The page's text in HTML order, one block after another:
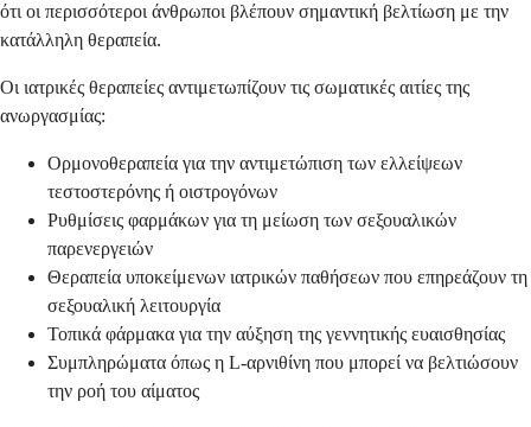
ότι οι περισσότεροι άνθρωποι βλέπουν σημαντική βελτίωση με την
κατάλληλη θεραπεία.
Οι ιατρικές θεραπείες αντιμετωπίζουν τις σωματικές αιτίες της
ανωργασμίας:
Ορμονοθεραπεία για την αντιμετώπιση των ελλείψεων
τεστοστερόνης ή οιστρογόνων
Ρυθμίσεις φαρμάκων για τη μείωση των σεξουαλικών
παρενεργειών
Θεραπεία υποκείμενων ιατρικών παθήσεων που επηρεάζουν τη
σεξουαλική λειτουργία
Τοπικά φάρμακα για την αύξηση της γεννητικής ευαισθησίας
Συμπληρώματα όπως η L-αρνιθίνη που μπορεί να βελτιώσουν
την ροή του αίματος